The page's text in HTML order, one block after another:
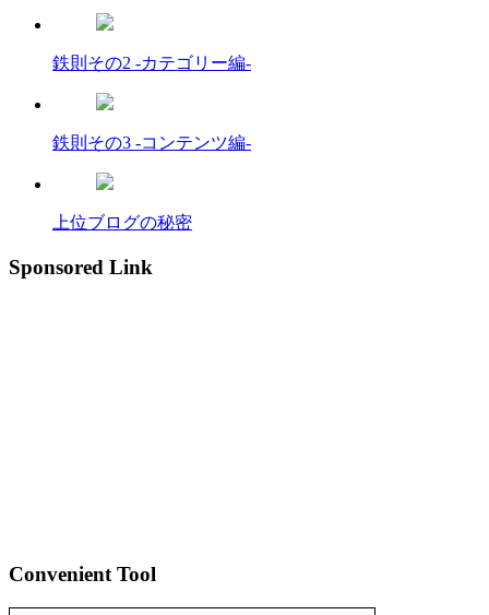
鉄則その2 -カテゴリー編-
鉄則その3 -コンテンツ編-
上位ブログの秘密
Sponsored Link
Convenient Tool